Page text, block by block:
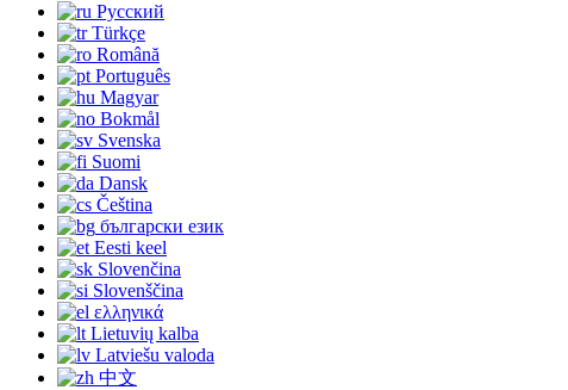
Русский
Türkçe
Română
Português
Magyar
Bokmål
Svenska
Suomi
Dansk
Čeština
български език
Eesti keel
Slovenčina
Slovenščina
ελληνικά
Lietuvių kalba
Latviešu valoda
中文